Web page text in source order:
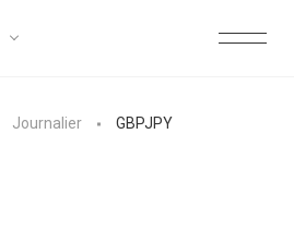
Journalier GBPJPY